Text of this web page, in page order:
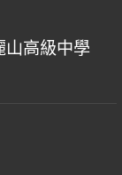
山高級中學